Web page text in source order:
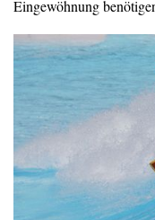
Eingewöhnung